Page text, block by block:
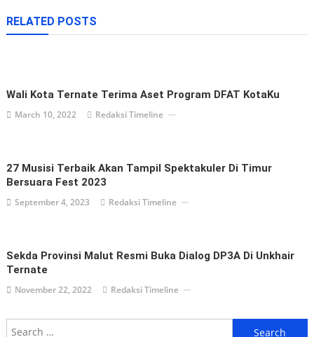
RELATED POSTS
Wali Kota Ternate Terima Aset Program DFAT KotaKu
March 10, 2022 Redaksi Timeline
27 Musisi Terbaik Akan Tampil Spektakuler Di Timur
Bersuara Fest 2023
September 4, 2023 Redaksi Timeline
Sekda Provinsi Malut Resmi Buka Dialog DP3A Di Unkhair
Ternate
November 22, 2022 Redaksi Timeline
Search